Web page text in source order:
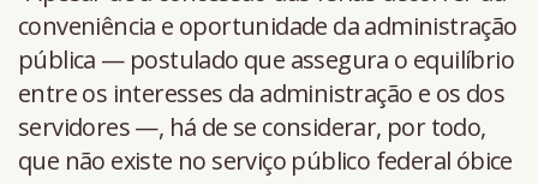
conveniência e oportunidade da administração
pública — postulado que assegura o equilíbrio
entre os interesses da administração e os dos
servidores —, há de se considerar, por todo,
que não existe no serviço público federal óbice